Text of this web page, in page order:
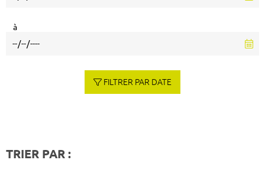
à
FILTRER PAR DATE
TRIER PAR :